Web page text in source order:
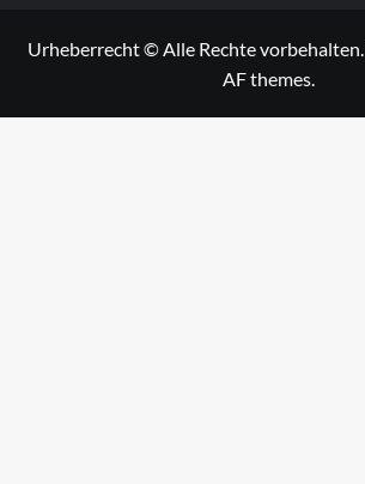
Urheberrecht © Alle Rechte vorbehalten.
AF themes.